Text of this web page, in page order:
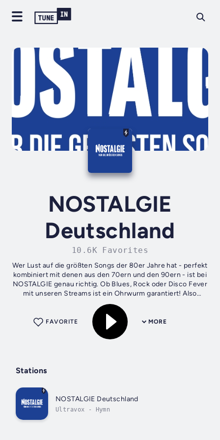
NOSTALGIE
Deutschland
10.6K Favorites
Wer Lust auf die größten Songs der 80er Jahre hat - perfekt
kombiniert mit denen aus den 70ern und den 90ern - ist bei
NOSTALGIE genau richtig. Ob Blues, Rock oder Disco Fever
mit unseren Streams ist ein Ohrwurm garantiert! Also
"Hello" und "come on,...
MORE
FAVORITE
Stations
NOSTALGIE Deutschland
Ultravox - Hymn